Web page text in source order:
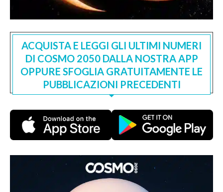
ACQUISTA E LEGGI GLI ULTIMI NUMERI
DI COSMO 2050 DALLA NOSTRA APP
OPPURE SFOGLIA GRATUITAMENTE LE
PUBBLICAZIONI PRECEDENTI